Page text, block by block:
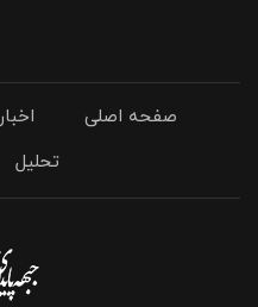
صفحه اصلی اخبار
تحلیل